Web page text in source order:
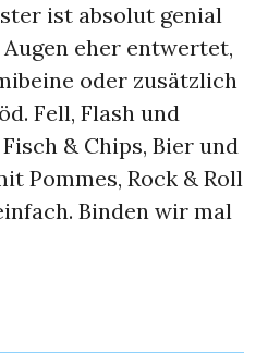
ist absolut genial
eher entwertet,
oder zusätzlich
Fell, Flash und
& Chips, Bier und
Pommes, Rock & Roll
Binden wir mal